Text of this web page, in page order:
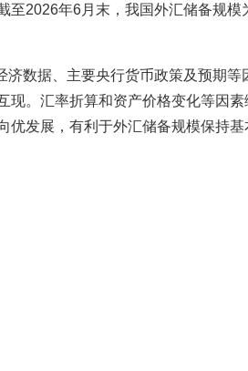
至2026年6月末，我国外汇储备规
济数据、主要央行货币政策及预期等
现。汇率折算和资产价格变化等因
发展，有利于外汇储备规模保持基